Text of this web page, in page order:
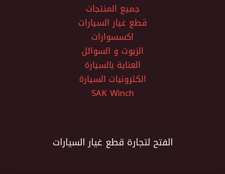
جميع المنتجات
قطع غيار السيارات
اكسسوارات
الزيوت و السوائل
العناية بالسيارة
الكترونيات السيارة
SAK Winch
الفتح لتجارة قطع غيار السيارات